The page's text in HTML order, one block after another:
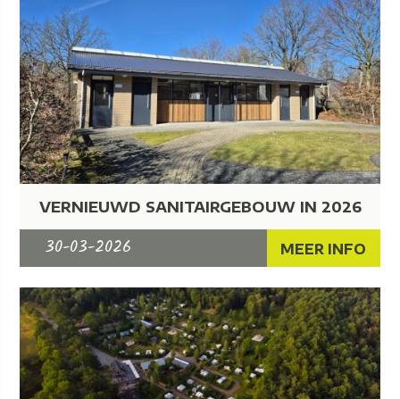
VERNIEUWD SANITAIRGEBOUW IN 2026
30-03-2026 MEER INFO